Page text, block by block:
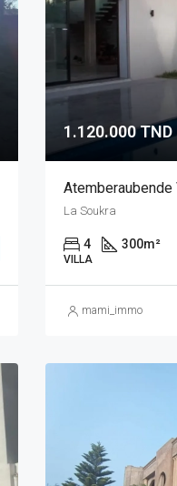
1.120.000 TND
La Soukra
4 300m²
VILLA
mami_immo